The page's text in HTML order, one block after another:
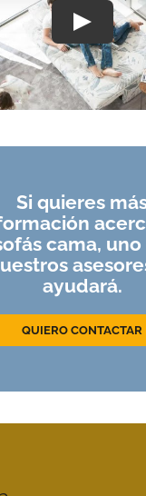
Si quieres
cama, uno
ayudará.
QUIERO CONTACTAR